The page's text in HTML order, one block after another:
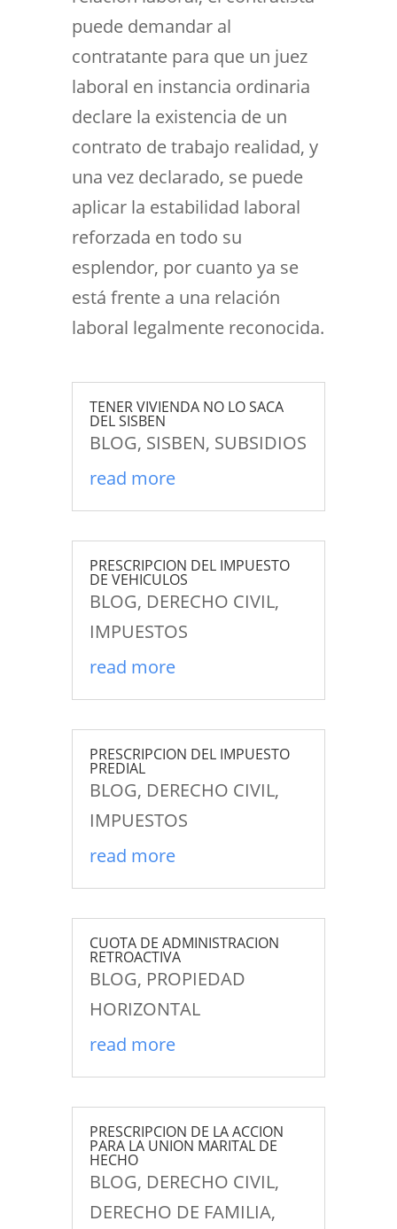
puede demandar al
contratante para que un juez
laboral en instancia ordinaria
declare la existencia de un
contrato de trabajo realidad, y
una vez declarado, se puede
aplicar la estabilidad laboral
reforzada en todo su
esplendor, por cuanto ya se
está frente a una relación
laboral legalmente reconocida.
TENER VIVIENDA NO LO SACA
DEL SISBEN
BLOG, SISBEN, SUBSIDIOS
read more
PRESCRIPCION DEL IMPUESTO
DE VEHICULOS
BLOG, DERECHO CIVIL,
IMPUESTOS
read more
PRESCRIPCION DEL IMPUESTO
PREDIAL
BLOG, DERECHO CIVIL,
IMPUESTOS
read more
CUOTA DE ADMINISTRACION
RETROACTIVA
BLOG, PROPIEDAD
HORIZONTAL
read more
PRESCRIPCION DE LA ACCION
PARA LA UNION MARITAL DE
HECHO
BLOG, DERECHO CIVIL,
DERECHO DE FAMILIA,